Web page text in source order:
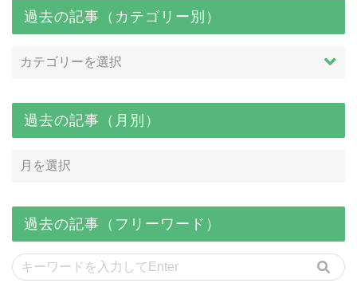
過去の記事（カテゴリー別）
過去の記事（月別）
過去の記事（フリーワード）